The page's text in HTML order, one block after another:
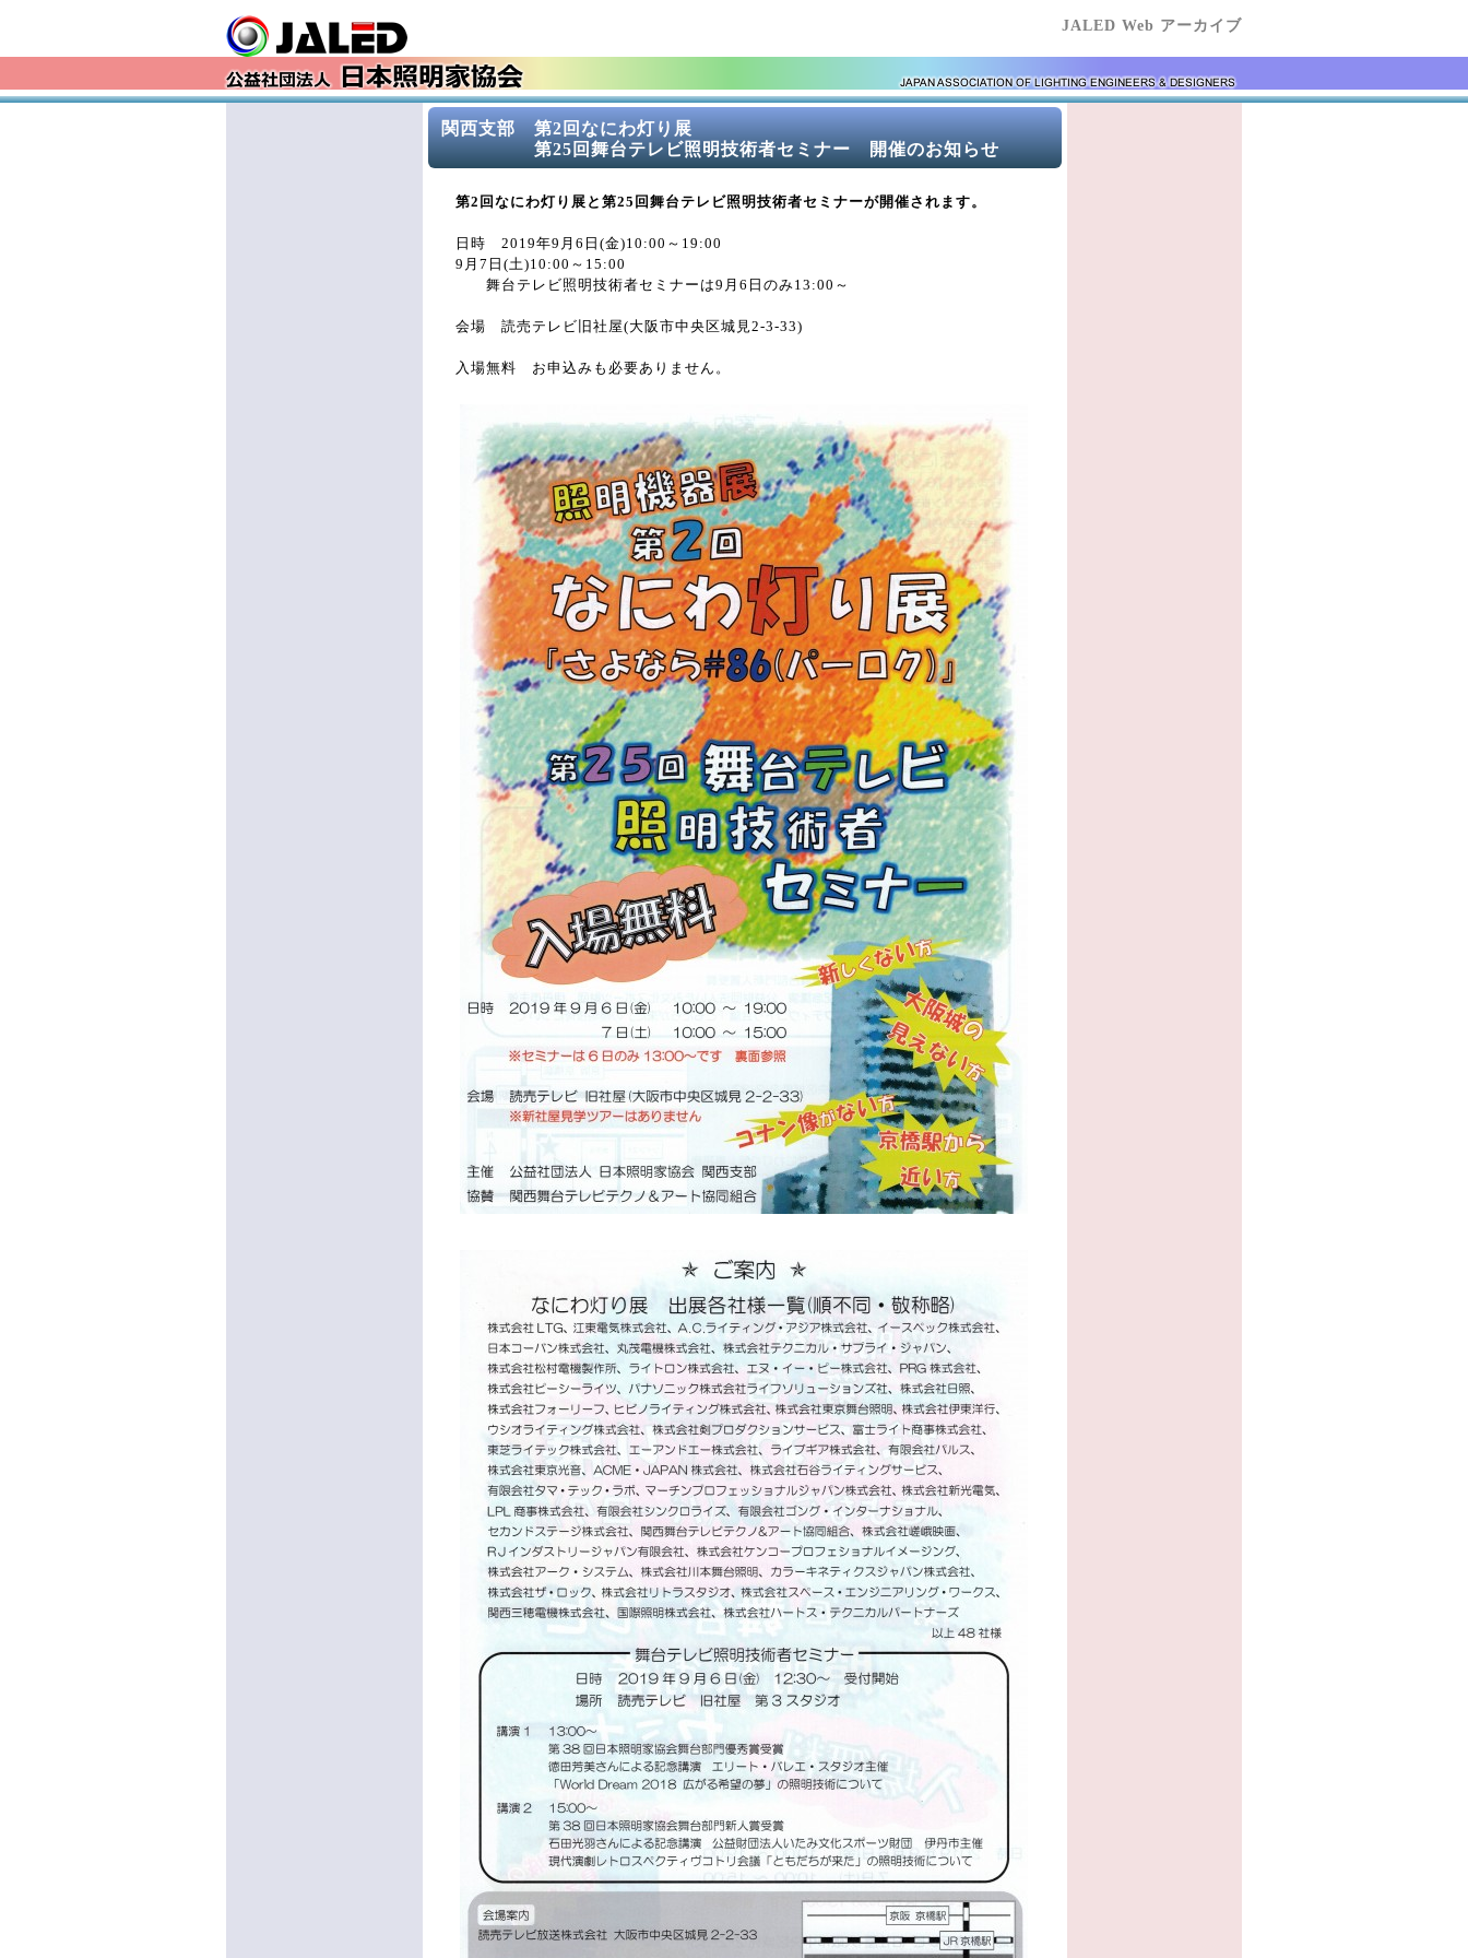
JALED Web アーカイブ
関西支部 第2回なにわ灯り展
第25回舞台テレビ照明技術者セミナー 開催のお知らせ
第2回なにわ灯り展と第25回舞台テレビ照明技術者セミナーが開催されます。
日時 2019年9月6日(金)10:00～19:00
9月7日(土)10:00～15:00
舞台テレビ照明技術者セミナーは9月6日のみ13:00～
会場 読売テレビ旧社屋(大阪市中央区城見2-3-33)
入場無料 お申込みも必要ありません。